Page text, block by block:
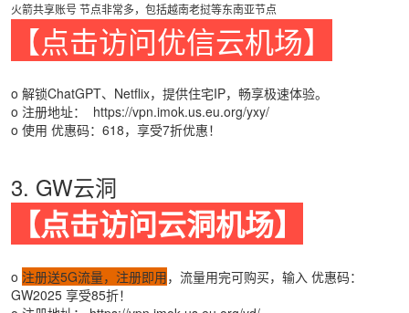
火箭共享账号 节点非常多，包括越南老挝等东南亚节点
【点击访问优信云机场】
o 解锁ChatGPT、Netflix，提供住宅IP，畅享极速体验。
o 注册地址：
https://vpn.imok.us.eu.org/yxy/
o 使用 优惠码：618，享受7折优惠！
3. GW云洞
【点击访问云洞机场】
o 注册送5G流量，注册即用，流量用完可购买，输入 优惠码：
GW2025 享受85折！